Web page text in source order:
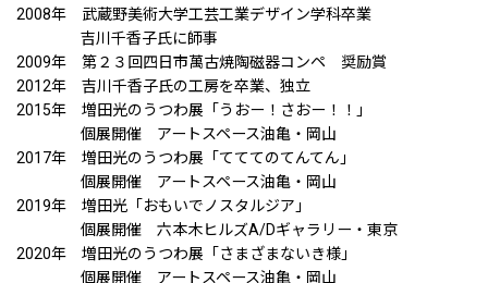
2008年 武蔵野美術大学工芸工業デザイン学科卒業
吉川千香子氏に師事
2009年 第２３回四日市萬古焼陶磁器コンペ 奨励賞
2012年 吉川千香子氏の工房を卒業、独立
2015年 増田光のうつわ展「うおー！さおー！！」
個展開催 アートスペース油亀・岡山
2017年 増田光のうつわ展「てててのてんてん」
個展開催 アートスペース油亀・岡山
2019年 増田光「おもいでノスタルジア」
個展開催 六本木ヒルズA/Dギャラリー・東京
2020年 増田光のうつわ展「さまざまないき様」
個展開催 アートスペース油亀・岡山